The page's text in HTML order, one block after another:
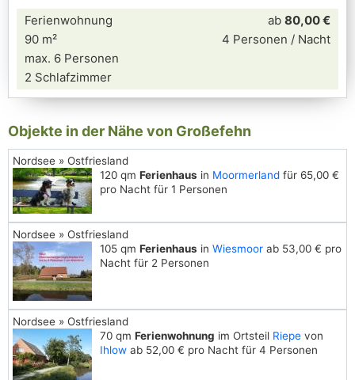
Ferienwohnung
90 m²
max. 6 Personen
2 Schlafzimmer
ab 80,00 €
4 Personen / Nacht
Objekte in der Nähe von Großefehn
Nordsee » Ostfriesland
120 qm Ferienhaus in Moormerland für 65,00 €
pro Nacht für 1 Personen
Nordsee » Ostfriesland
105 qm Ferienhaus in Wiesmoor ab 53,00 € pro
Nacht für 2 Personen
Nordsee » Ostfriesland
70 qm Ferienwohnung im Ortsteil Riepe von
Ihlow ab 52,00 € pro Nacht für 4 Personen